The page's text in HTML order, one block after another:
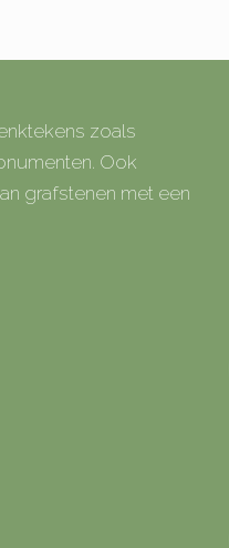
zoals
Ook
grafstenen met een